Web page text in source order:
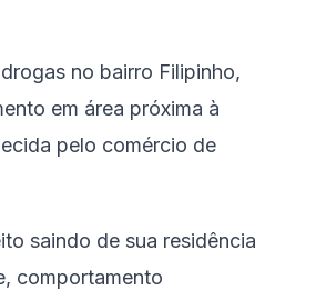
no bairro Filipinho,
em área próxima à
pelo comércio de
saindo de sua residência
comportamento